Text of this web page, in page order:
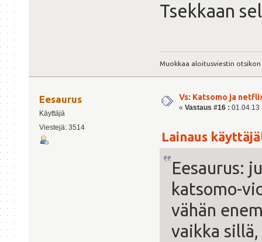
Tsekkaan
Muokkaa aloitusviestin otsikon
Eesaurus
Käyttäjä
Viestejä: 3514
Vs: Katsomo ja
« Vastaus #16 : 01.04.13
Lainaus
Eesaurus:
katsomo-
vähän
vaikka